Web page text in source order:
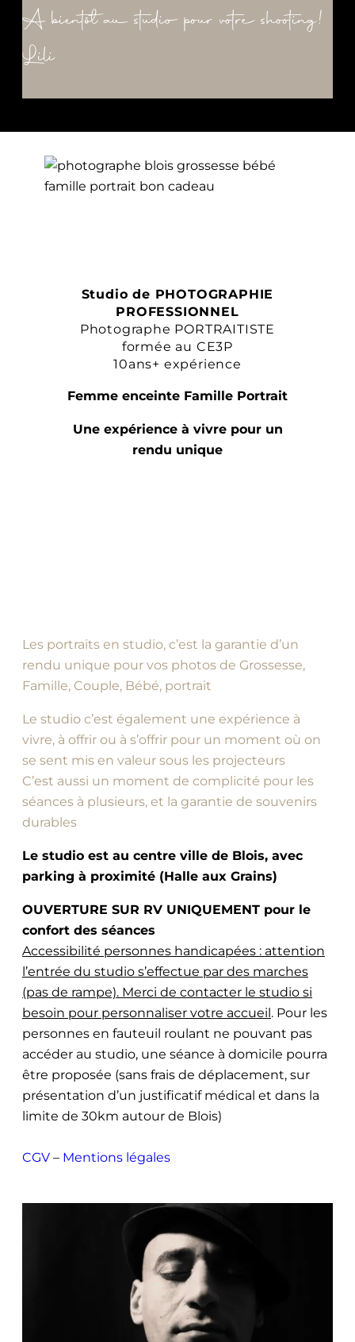
A bientôt au studio pour votre shooting!
Lili
Studio de PHOTOGRAPHIE
PROFESSIONNEL
Photographe PORTRAITISTE
formée au CE3P
10ans+ expérience
Femme enceinte Famille Portrait
Une expérience à vivre pour un
rendu unique
Les portraits en studio, c’est la garantie d’un
rendu unique pour vos photos de Grossesse,
Famille, Couple, Bébé, portrait
Le studio c’est également une expérience à
vivre, à offrir ou à s’offrir pour un moment où on
se sent mis en valeur sous les projecteurs
C’est aussi un moment de complicité pour les
séances à plusieurs, et la garantie de souvenirs
durables
Le studio est au centre ville de Blois, avec
parking à proximité (Halle aux Grains)
OUVERTURE SUR RV UNIQUEMENT pour le
confort des séances
Accessibilité personnes handicapées : attention
l’entrée du studio s’effectue par des marches
(pas de rampe). Merci de contacter le studio si
besoin pour personnaliser votre accueil. Pour les
personnes en fauteuil roulant ne pouvant pas
accéder au studio, une séance à domicile pourra
être proposée (sans frais de déplacement, sur
présentation d’un justificatif médical et dans la
limite de 30km autour de Blois)
CGV – Mentions légales